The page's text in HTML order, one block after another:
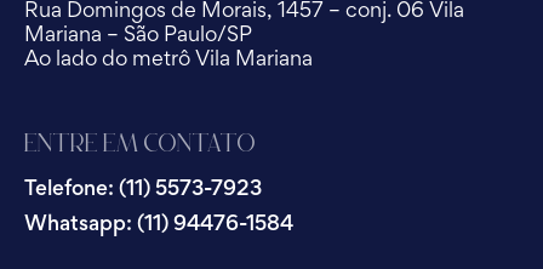
Rua Domingos de Morais, 1457 – conj. 06 Vila
Mariana – São Paulo/SP
Ao lado do metrô Vila Mariana
Entre em Contato
Telefone: (11) 5573-7923
Whatsapp: (11) 94476-1584